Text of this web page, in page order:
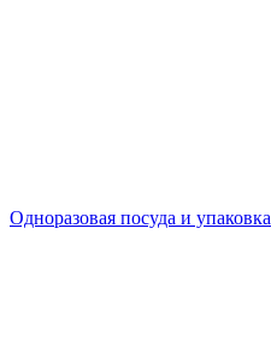
Одноразовая посуда и упаковка